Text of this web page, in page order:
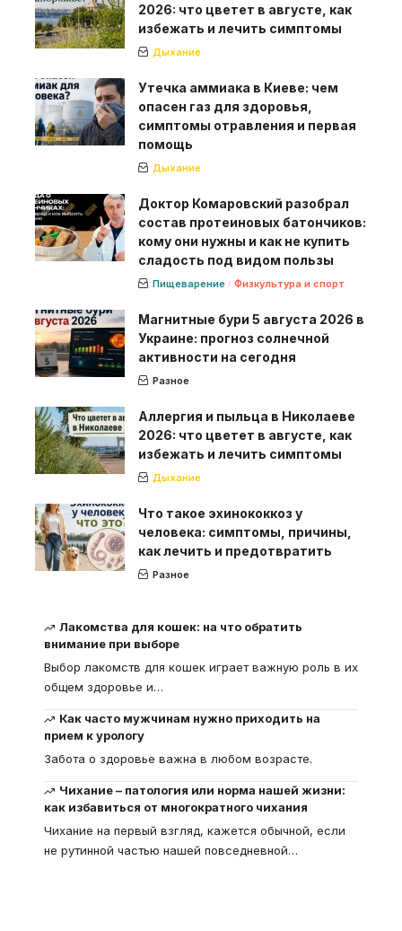
2026: что цветет в августе, как
избежать и лечить симптомы
Дыхание
Утечка аммиака в Киеве: чем
опасен газ для здоровья,
симптомы отравления и первая
помощь
Дыхание
Доктор Комаровский разобрал
состав протеиновых батончиков:
кому они нужны и как не купить
сладость под видом пользы
Пищеварение Физкультура и спорт
Магнитные бури 5 августа 2026 в
Украине: прогноз солнечной
активности на сегодня
Разное
Аллергия и пыльца в Николаеве
2026: что цветет в августе, как
избежать и лечить симптомы
Дыхание
Что такое эхинококкоз у
человека: симптомы, причины,
как лечить и предотвратить
Разное
Лакомства для кошек: на что обратить
внимание при выборе
Выбор лакомств для кошек играет важную роль в их
общем здоровье и…
Как часто мужчинам нужно приходить на
прием к урологу
Забота о здоровье важна в любом возрасте.
Чихание – патология или норма нашей жизни:
как избавиться от многократного чихания
Чихание на первый взгляд, кажется обычной, если
не рутинной частью нашей повседневной…